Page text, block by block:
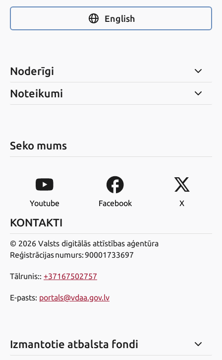
English
Noderīgi
Noteikumi
Seko mums
Youtube Facebook X
KONTAKTI
© 2026 Valsts digitālās attīstības aģentūra
Reģistrācijas numurs: 90001733697
Tālrunis:: +37167502757
E-pasts: portals@vdaa.gov.lv
Izmantotie atbalsta fondi